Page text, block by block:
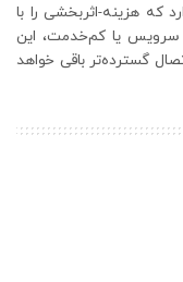
که هزینه‌-اثربخشی را با
سرویس یا کم‌خدمت، این
گسترده‌تر باقی خواهد